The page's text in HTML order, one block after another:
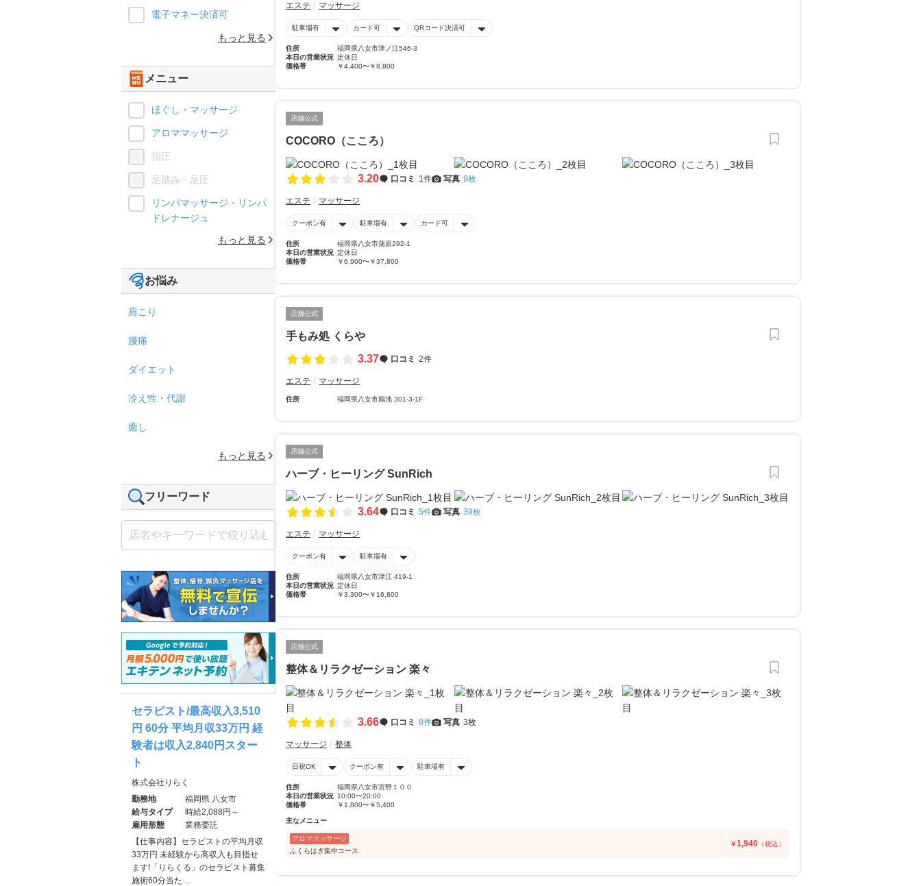
エステ マッサージ
駐車場有 カード可 QRコード決済可
住所
福岡県八女市津ノ江546-3
本日の営業状況 定休日
価格帯
￥4,400〜￥8,800
店舗公式
COCORO（こころ）
3.20 口コミ 1件 写真 9枚
エステ マッサージ
クーポン有 駐車場有 カード可
住所
福岡県八女市蒲原292-1
本日の営業状況 定休日
価格帯
￥6,900〜￥37,800
店舗公式
手もみ処 くらや
3.37
口コミ 2件
エステ マッサージ
住所 福岡県八女市鵜池 301-3-1F
店舗公式
ハーブ・ヒーリング SunRich
3.64 口コミ 5件 写真 39枚
エステ マッサージ
クーポン有 駐車場有
住所
福岡県八女市津江 419-1
本日の営業状況 定休日
価格帯
￥3,300〜￥16,800
店舗公式
整体＆リラクゼーション 楽々
3.66 口コミ 8件 写真 3枚
マッサージ 整体
日祝OK クーポン有 駐車場有
住所
福岡県八女市宮野１００
本日の営業状況 10:00〜20:00
価格帯
￥1,800〜￥5,400
主なメニュー
アロママッサージ
ふくらはぎ集中コース
￥1,940 （税込）
電子マネー決済可
もっと見る
メニュー
ほぐし・マッサージ
アロママッサージ
指圧
足踏み・足圧
リンパマッサージ・リンパ
ドレナージュ
もっと見る
お悩み
肩こり
腰痛
ダイエット
冷え性・代謝
癒し
もっと見る
フリーワード
セラピスト/最高収入3,510
円 60分 平均月収33万円 経
験者は収入2,840円スター
ト
株式会社りらく
勤務地
福岡県 八女市
給与タイプ
時給2,088円～
雇用形態
業務委託
【仕事内容】セラピストの平均月収
33万円 未経験から高収入も目指せ
ます!「りらくる」のセラピスト募集
施術60分当た…